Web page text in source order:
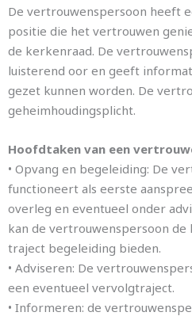
De vertrouwenspersoon heeft
positie die het vertrouwen
de kerkenraad. De
luisterend oor en geeft
gezet kunnen worden. De
geheimhoudingsplicht.
Hoofdtaken van een
• Opvang en begeleiding: De
functioneert als eerste
overleg en eventueel onder
kan de vertrouwenspersoon
traject begeleiding bieden.
• Adviseren: De
een eventueel vervolgtraject.
• Informeren: de